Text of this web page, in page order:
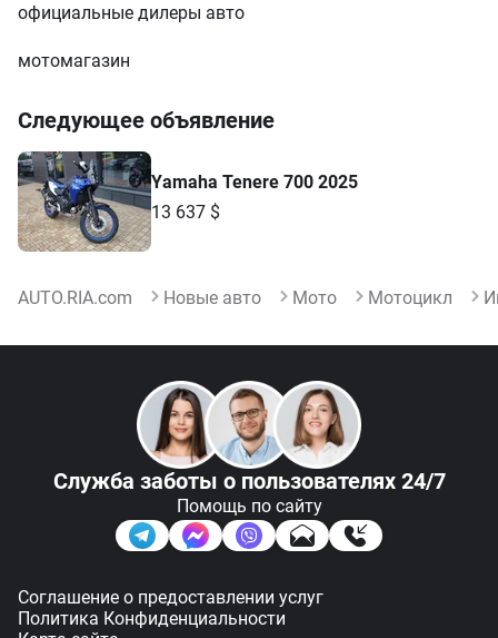
официальные дилеры авто
мотомагазин
Следующее объявление
Yamaha Tenere 700 2025
13 637 $
AUTO.RIA.com Новые авто Мото Мотоцикл
Служба заботы о пользователях 24/7
Помощь по сайту
Соглашение о предоставлении услуг
Политика Конфиденциальности